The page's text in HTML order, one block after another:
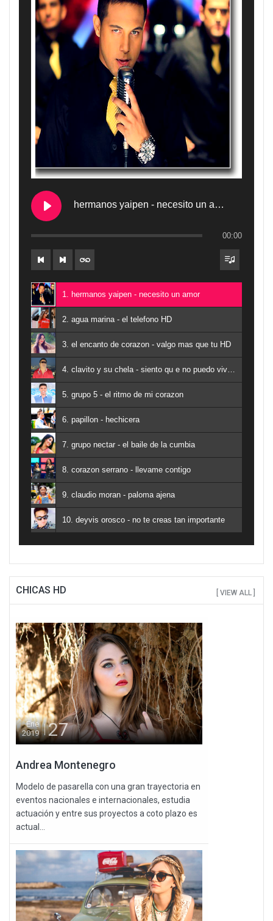
hermanos yaipen - necesito un amor
00:00
1. hermanos yaipen - necesito un amor
2. agua marina - el telefono HD
3. el encanto de corazon - valgo mas que tu HD
4. clavito y su chela - siento qu e no puedo vivir sin ti
5. grupo 5 - el ritmo de mi corazon
6. papillon - hechicera
7. grupo nectar - el baile de la cumbia
8. corazon serrano - llevame contigo
9. claudio moran - paloma ajena
10. deyvis orosco - no te creas tan importante
CHICAS HD [ VIEW ALL ]
Ene
2019
27
Andrea Montenegro
Modelo de pasarella con una gran trayectoria en
eventos nacionales e internacionales, estudia
actuación y entre sus proyectos a coto plazo es
actual...